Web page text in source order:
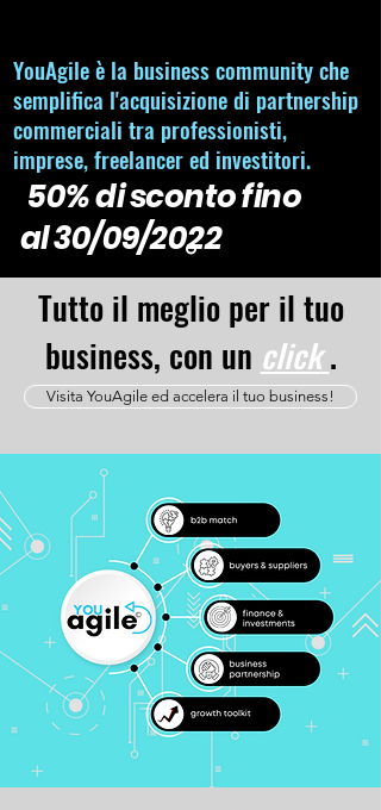
YouAgile è la business community che
semplifica l'acquisizione di partnership
commerciali tra professionisti,
imprese, freelancer ed investitori.
50% di sconto fino
al 30/09/2022
Tutto il meglio per il tuo
business, con un click .
Visita YouAgile ed accelera il tuo business!